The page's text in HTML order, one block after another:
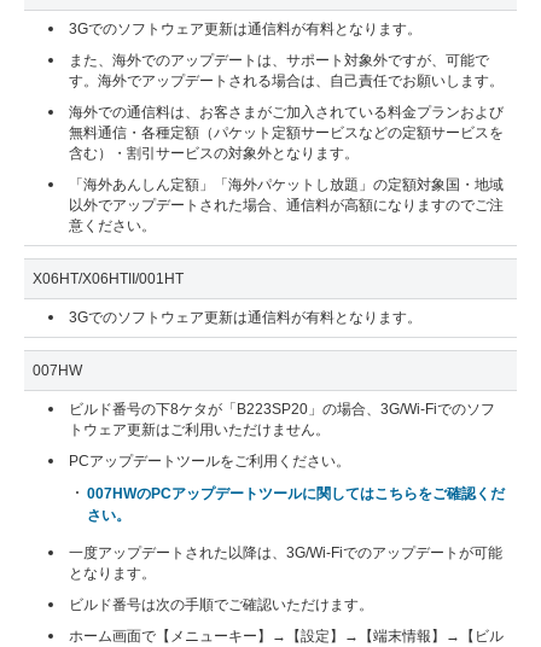
3Gでのソフトウェア更新は通信料が有料となります。
また、海外でのアップデートは、サポート対象外ですが、可能で
す。海外でアップデートされる場合は、自己責任でお願いします。
海外での通信料は、お客さまがご加入されている料金プランおよび
無料通信・各種定額（パケット定額サービスなどの定額サービスを
含む）・割引サービスの対象外となります。
「海外あんしん定額」「海外パケットし放題」の定額対象国・地域
以外でアップデートされた場合、通信料が高額になりますのでご注
意ください。
X06HT/X06HTII/001HT
3Gでのソフトウェア更新は通信料が有料となります。
007HW
ビルド番号の下8ケタが「B223SP20」の場合、3G/Wi-Fiでのソフ
トウェア更新はご利用いただけません。
PCアップデートツールをご利用ください。
007HWのPCアップデートツールに関してはこちらをご確認くだ
さい。
一度アップデートされた以降は、3G/Wi-Fiでのアップデートが可能
となります。
ビルド番号は次の手順でご確認いただけます。
ホーム画面で【メニューキー】→【設定】→【端末情報】→【ビル